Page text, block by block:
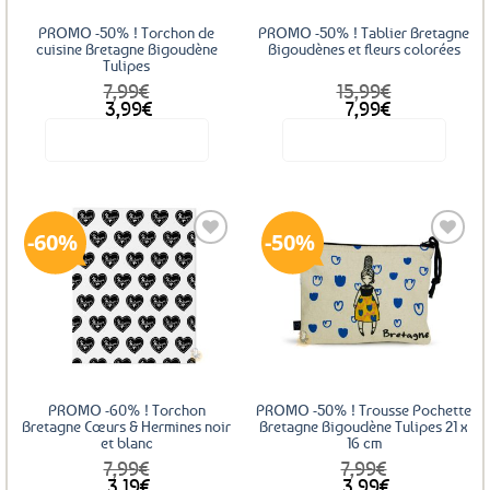
PROMO -50% ! Torchon de
cuisine Bretagne Bigoudène
Tulipes
7,99€
Le
prix
3,99€
Le
prix
PROMO -50% ! Tablier Bretagne
Bigoudènes et fleurs colorées
15,99€
Le
prix
7,99€
Le
prix
60%
Ajouter
favoris
PROMO -60% ! Torchon
Bretagne Cœurs & Hermines noir
et blanc
7,99€
Le
Le
50%
Ajouter
favoris
PROMO -50% ! Trousse Pochette
Bretagne Bigoudène Tulipes 21 x
16 cm
7,99€
Le
Le